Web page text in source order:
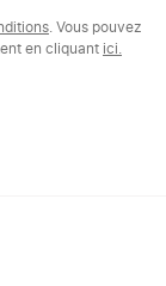
. Vous pouvez
en cliquant ici.